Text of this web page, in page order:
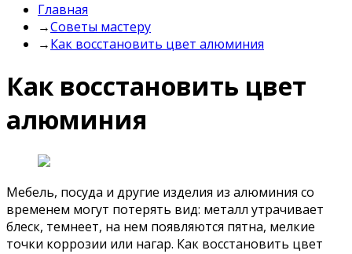
Главная
→Советы мастеру
→Как восстановить цвет алюминия
Как восстановить цвет
алюминия
Мебель, посуда и другие изделия из алюминия со
временем могут потерять вид: металл утрачивает
блеск, темнеет, на нем появляются пятна, мелкие
точки коррозии или нагар. Как восстановить цвет